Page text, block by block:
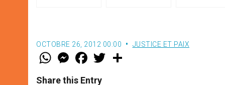
OCTOBRE 26, 2012 00:00 JUSTICE ET PAIX
W
t
M
e
s
F
a
e
w
Share this Entry